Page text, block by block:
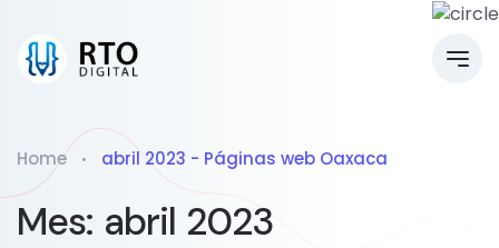
Home abril 2023 - Páginas web Oaxaca
Mes: abril 2023